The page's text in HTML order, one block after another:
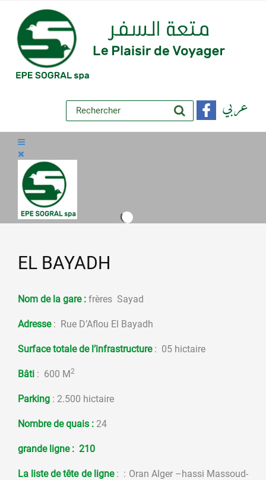
عربي
EL BAYADH
Nom de la gare : frères Sayad
Adresse : Rue D’Aflou El Bayadh
Surface totale de l’infrastructure: 05 hictaire
Bâti : 600 M2
Parking : 2.500 hictaire
Nombre de quais : 24
grande ligne : 210
La liste de tête de ligne : : Oran Alger –hassi Massoud-